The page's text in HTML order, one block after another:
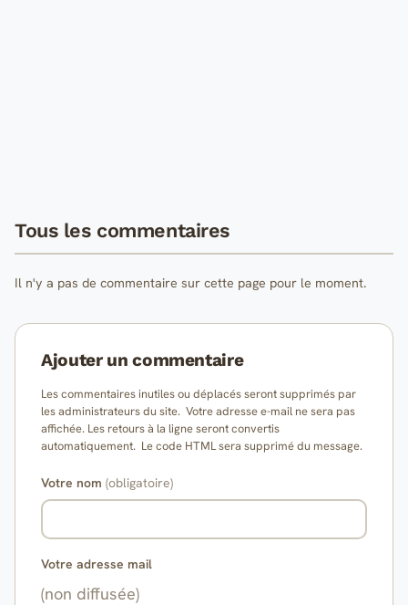
Tous les commentaires
Il n'y a pas de commentaire sur cette page pour le moment.
Ajouter un commentaire
Les commentaires inutiles ou déplacés seront supprimés par
les administrateurs du site. Votre adresse e-mail ne sera pas
affichée. Les retours à la ligne seront convertis
automatiquement. Le code HTML sera supprimé du message.
Votre nom (obligatoire)
Votre adresse mail
(non diffusée)